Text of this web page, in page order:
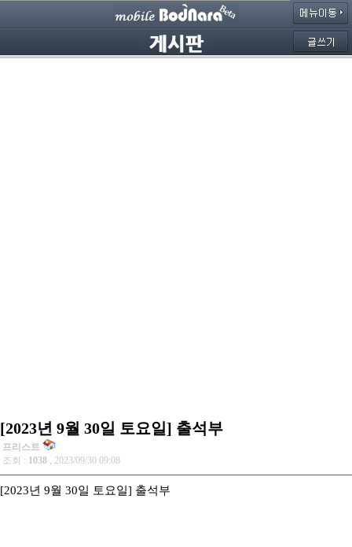
[2023년 9월 30일 토요일] 출석부
프리스트
조회 : 1038 , 2023/09/30 09:08
[2023년 9월 30일 토요일] 출석부